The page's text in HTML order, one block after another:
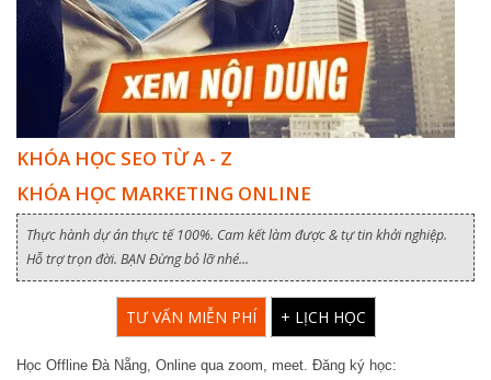
KHÓA HỌC SEO TỪ A - Z
KHÓA HỌC MARKETING ONLINE
Thực hành dự án thực tế 100%. Cam kết làm được & tự tin khởi nghiệp.
Hỗ trợ trọn đời. BẠN Đừng bỏ lỡ nhé...
TƯ VẤN MIỄN PHÍ + LỊCH HỌC
Học Offline Đà Nẵng, Online qua zoom, meet. Đăng ký học: